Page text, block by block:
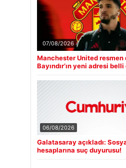
07/08/2026
Manchester United
Bayındır’ın yeni adresi
06/08/2026
Galatasaray açıkladı:
hesaplarına suç duyurusu!